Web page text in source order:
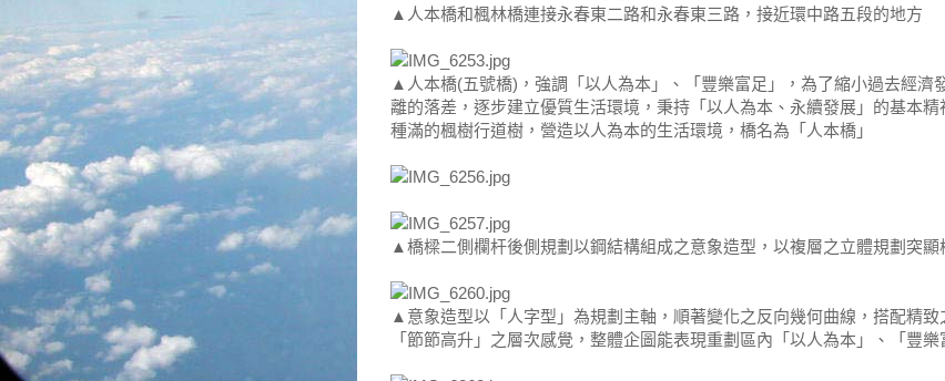
▲人本橋和楓林橋連接永春東二路和永春東三路，接近環中路五段的地方
▲人本橋(五號橋)，強調「以人為本」、「豐樂富足」，為了縮小過去經濟
離的落差，逐步建立優質生活環境，秉持「以人為本、永續發展」的基本
種滿的楓樹行道樹，營造以人為本的生活環境，橋名為「人本橋」
▲橋樑二側欄杆後側規劃以鋼結構組成之意象造型，以複層之立體規劃突顯
▲意象造型以「人字型」為規劃主軸，順著變化之反向幾何曲線，搭配精致
「節節高升」之層次感覺，整體企圖能表現重劃區內「以人為本」、「豐樂